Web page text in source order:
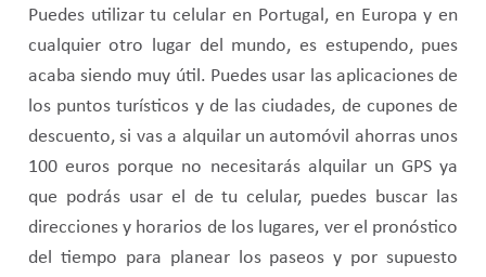
Puedes utilizar tu celular en Portugal, en Europa y en
cualquier otro lugar del mundo, es estupendo, pues
acaba siendo muy útil. Puedes usar las aplicaciones de
los puntos turísticos y de las ciudades, de cupones de
descuento, si vas a alquilar un automóvil ahorras unos
100 euros porque no necesitarás alquilar un GPS ya
que podrás usar el de tu celular, puedes buscar las
direcciones y horarios de los lugares, ver el pronóstico
del tiempo para planear los paseos y por supuesto